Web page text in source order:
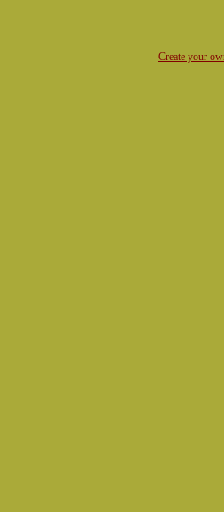
Create your